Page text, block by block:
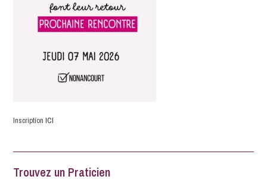
InscriptionICI
Trouvez un Praticien